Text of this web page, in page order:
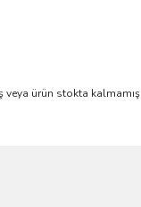
veya ürün stokta